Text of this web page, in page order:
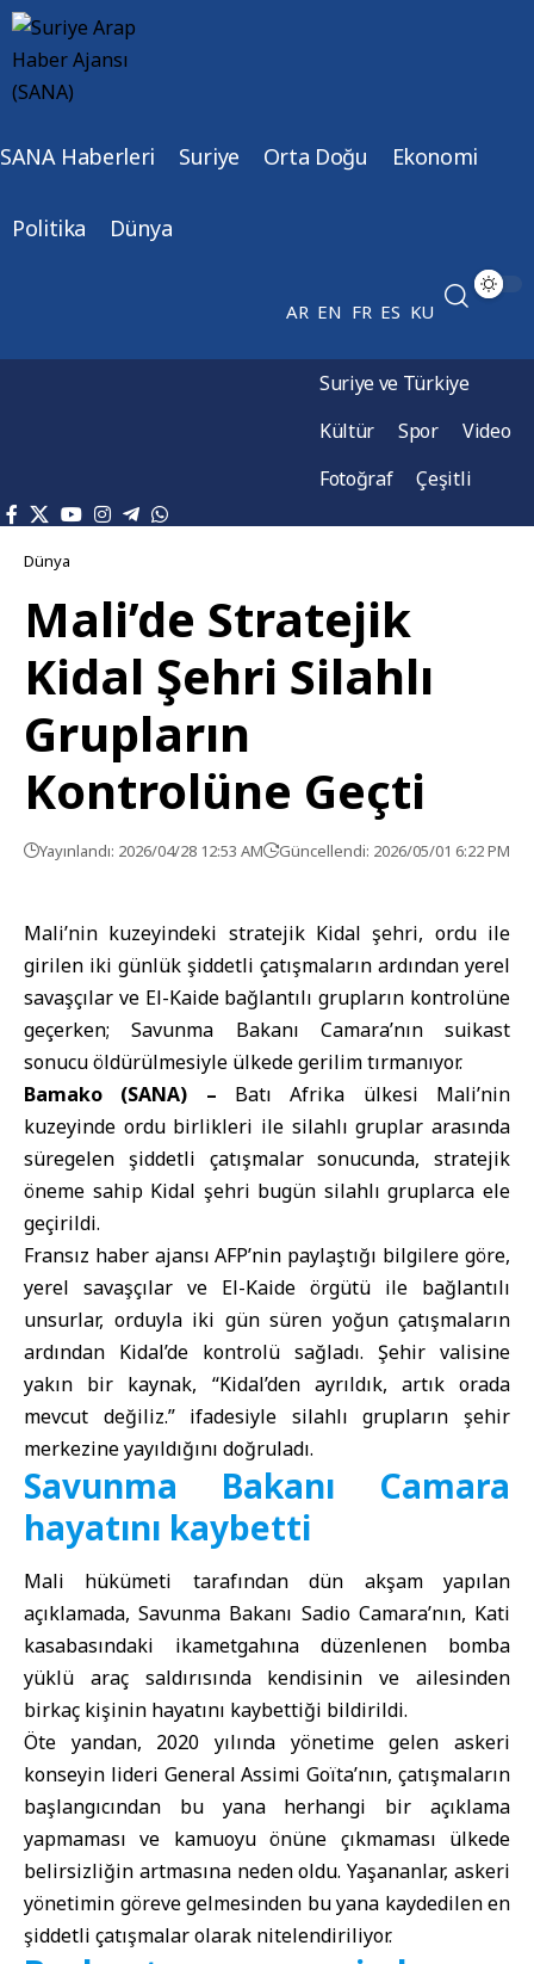
SANA Haberleri Suriye Orta Doğu Ekonomi
Politika Dünya
AR EN FR ES KU
Suriye ve Türkiye
Kültür
Spor
Video
Fotoğraf
Çeşitli
Dünya
Mali’de Stratejik
Kidal Şehri Silahlı
Grupların
Kontrolüne Geçti
Yayınlandı: 2026/04/28 12:53 AM Güncellendi: 2026/05/01 6:22 PM
Mali’nin kuzeyindeki stratejik Kidal şehri, ordu ile
girilen iki günlük şiddetli çatışmaların ardından yerel
savaşçılar ve El-Kaide bağlantılı grupların kontrolüne
geçerken; Savunma Bakanı Camara’nın suikast
sonucu öldürülmesiyle ülkede gerilim tırmanıyor.
Bamako (SANA) – Batı Afrika ülkesi Mali’nin
kuzeyinde ordu birlikleri ile silahlı gruplar arasında
süregelen şiddetli çatışmalar sonucunda, stratejik
öneme sahip Kidal şehri bugün silahlı gruplarca ele
geçirildi.
Fransız haber ajansı AFP’nin paylaştığı bilgilere göre,
yerel savaşçılar ve El-Kaide örgütü ile bağlantılı
unsurlar, orduyla iki gün süren yoğun çatışmaların
ardından Kidal’de kontrolü sağladı. Şehir valisine
yakın bir kaynak, “Kidal’den ayrıldık, artık orada
mevcut değiliz.” ifadesiyle silahlı grupların şehir
merkezine yayıldığını doğruladı.
Savunma Bakanı Camara
hayatını kaybetti
Mali hükümeti tarafından dün akşam yapılan
açıklamada, Savunma Bakanı Sadio Camara’nın, Kati
kasabasındaki ikametgahına düzenlenen bomba
yüklü araç saldırısında kendisinin ve ailesinden
birkaç kişinin hayatını kaybettiği bildirildi.
Öte yandan, 2020 yılında yönetime gelen askeri
konseyin lideri General Assimi Goïta’nın, çatışmaların
başlangıcından bu yana herhangi bir açıklama
yapmaması ve kamuoyu önüne çıkmaması ülkede
belirsizliğin artmasına neden oldu. Yaşananlar, askeri
yönetimin göreve gelmesinden bu yana kaydedilen en
şiddetli çatışmalar olarak nitelendiriliyor.